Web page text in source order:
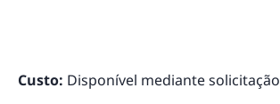
Custo: Disponível mediante solicitação